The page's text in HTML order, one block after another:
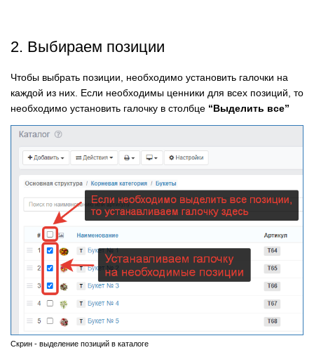
2. Выбираем позиции
Чтобы выбрать позиции, необходимо установить галочки на
каждой из них. Если необходимы ценники для всех позиций, то
необходимо установить галочку в столбце “Выделить все”
Скрин - выделение позиций в каталоге